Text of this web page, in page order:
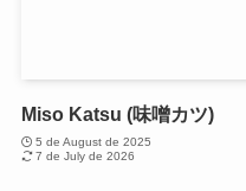
Miso Katsu (味噌カツ)
5 de August de 2025
7 de July de 2026